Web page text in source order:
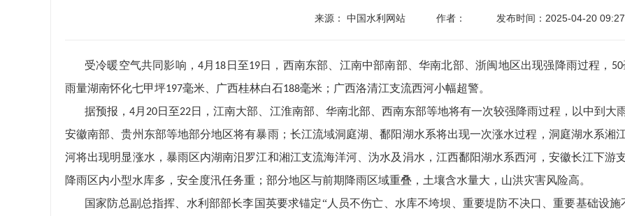
来源： 中国水利网站 作者： 发布时间：2025-04-20 09:27
受冷暖空气共同影响，4月 18 日至19日，西南东部、江南中部南部、华南北部、浙闽地区出现强降雨过程， 50
雨量湖南怀化七甲坪197毫米、广西桂林白石188毫米；广西洛清江支流西河小幅超警。
据预报，4月 20日至22日，江南大部、江淮南部、华南北部、西南东部等地将有一次较强降雨过程，以中到
安徽南部、贵州东部等地部分地区将有暴雨；长江流域洞庭湖、鄱阳湖水系将出现一次涨水过程，洞庭湖水系湘
河将出现明显涨水，暴雨区内湖南汨罗江和湘江支流海洋河、沩水及涓水，江西鄱阳湖水系西河，安徽长江下游
降雨区内小型水库多，安全度汛任务重；部分地区与前期降雨区域重叠，土壤含水量大，山洪灾害风险高。
国家防总副总指挥、水利部部长李国英要求锚定“人员不伤亡、水库不垮坝、重要堤防不决口、重要基础设